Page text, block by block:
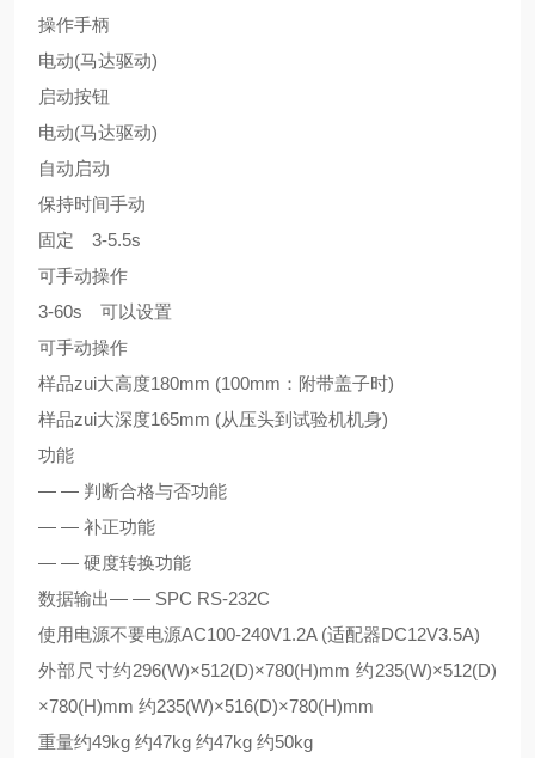
操作手柄
电动(马达驱动)
启动按钮
电动(马达驱动)
自动启动
保持时间手动
固定 3-5.5s
可手动操作
3-60s 可以设置
可手动操作
样品zui大高度180mm (100mm：附带盖子时)
样品zui大深度165mm (从压头到试验机机身)
功能
— — 判断合格与否功能
— — 补正功能
— — 硬度转换功能
数据输出— — SPC RS-232C
使用电源不要电源AC100-240V1.2A (适配器DC12V3.5A)
外部尺寸约296(W)×512(D)×780(H)mm 约235(W)×512(D)
×780(H)mm 约235(W)×516(D)×780(H)mm
重量约49kg 约47kg 约47kg 约50kg